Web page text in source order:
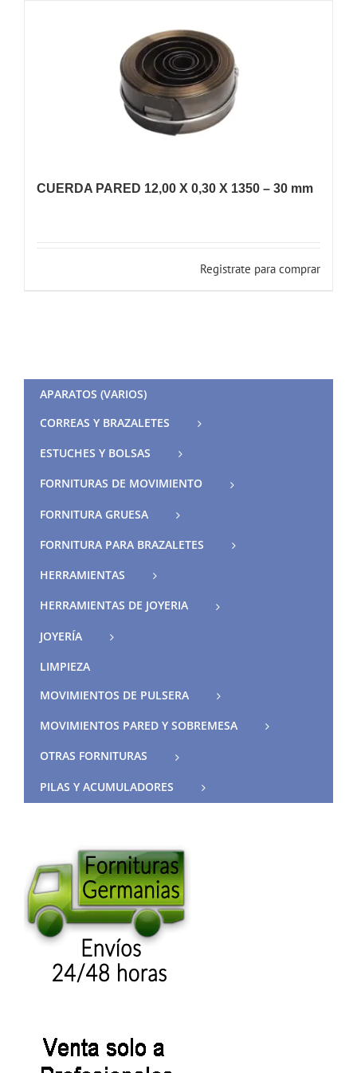
CUERDA PARED 12,00 X 0,30 X 1350 – 30 mm
Registrate para comprar
APARATOS (VARIOS)
CORREAS Y BRAZALETES
ESTUCHES Y BOLSAS
FORNITURAS DE MOVIMIENTO
FORNITURA GRUESA
FORNITURA PARA BRAZALETES
HERRAMIENTAS
HERRAMIENTAS DE JOYERIA
JOYERÍA
LIMPIEZA
MOVIMIENTOS DE PULSERA
MOVIMIENTOS PARED Y SOBREMESA
OTRAS FORNITURAS
PILAS Y ACUMULADORES